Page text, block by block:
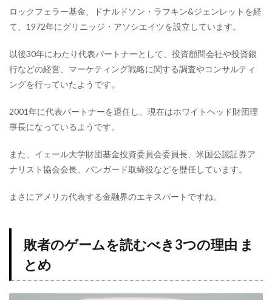
ロックフェラー基金、ドナルドソン・ラフキン&ジェンレットを経
て、1972年にグリニッジ・アソシエイツを設立しています。
以後30年にわたり代表パートナーとして、投資顧問会社や投資銀
行などの経営、マーケティング戦略に関する調査やコンサルティ
ングを行っていたようです。
2001年に代表パートナーを退任し、現在はホワイトヘッド財団理
事長になっているようです。
また、イェール大学財団基金投資委員会委員長、米国公認証券ア
ナリスト協会会長、バンガード取締役などを歴任しています。
まさにアメリカ代表する金融界のエキスパートですね。
敗者のゲームを読むべき3つの理由 ま
とめ